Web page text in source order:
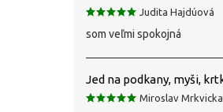
Judita Hajdúová
som veľmi spokojná
Miroslav Mrkvicka